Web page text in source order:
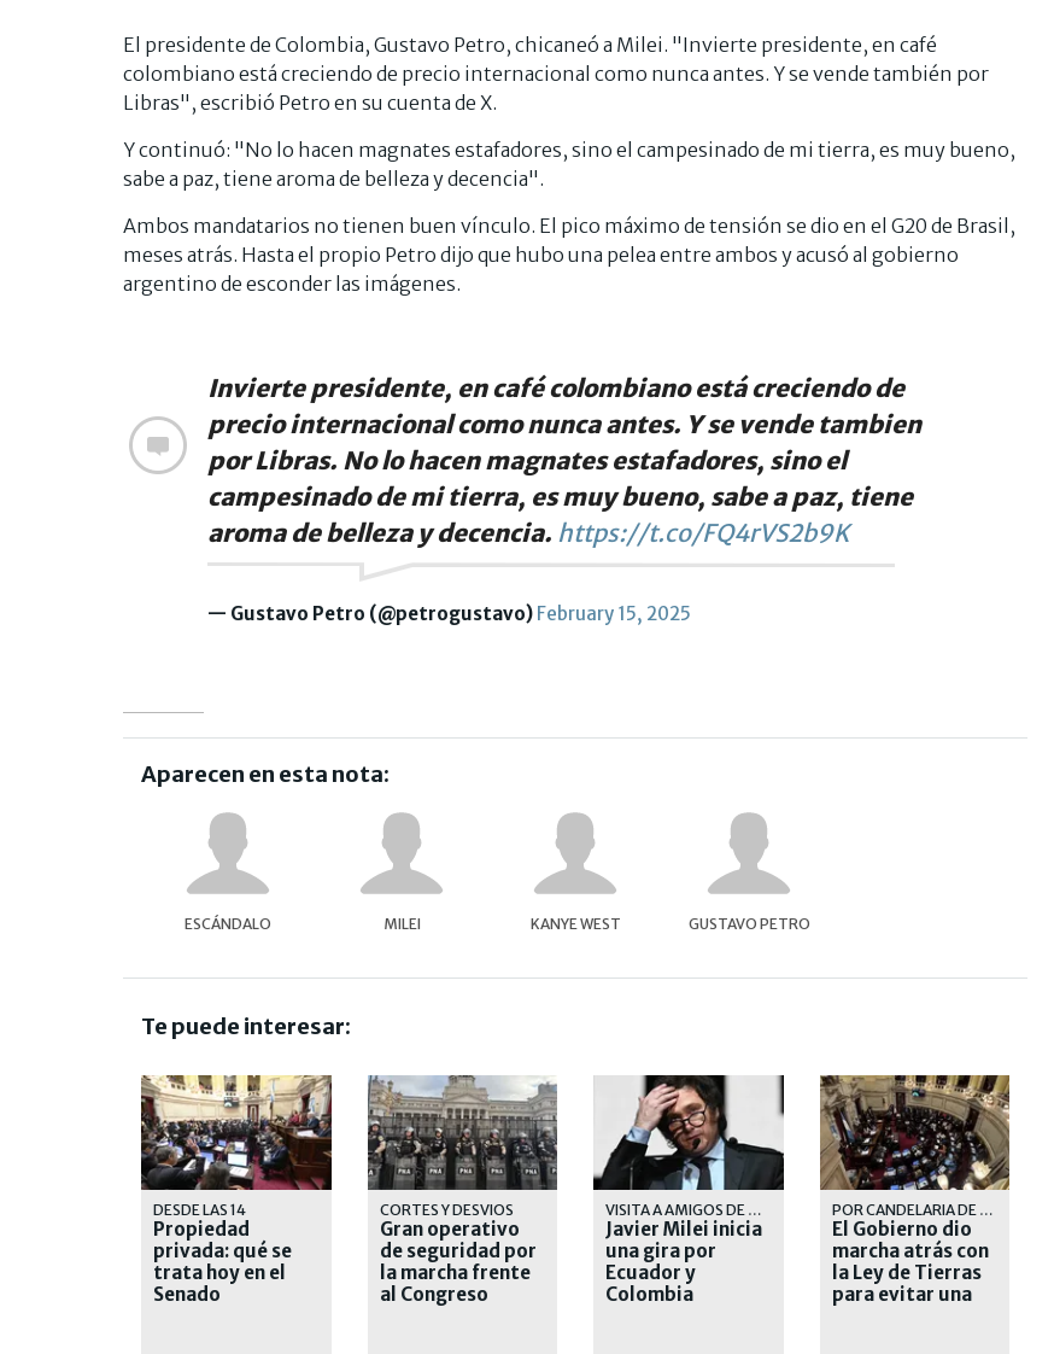
El presidente de Colombia, Gustavo Petro, chicaneó a Milei. "Invierte presidente, en café
colombiano está creciendo de precio internacional como nunca antes. Y se vende también por
Libras", escribió Petro en su cuenta de X.
Y continuó: "No lo hacen magnates estafadores, sino el campesinado de mi tierra, es muy bueno,
sabe a paz, tiene aroma de belleza y decencia".
Ambos mandatarios no tienen buen vínculo. El pico máximo de tensión se dio en el G20 de Brasil,
meses atrás. Hasta el propio Petro dijo que hubo una pelea entre ambos y acusó al gobierno
argentino de esconder las imágenes.
Invierte presidente, en café colombiano está creciendo de
precio internacional como nunca antes. Y se vende tambien
por Libras. No lo hacen magnates estafadores, sino el
campesinado de mi tierra, es muy bueno, sabe a paz, tiene
aroma de belleza y decencia. https://t.co/FQ4rVS2b9K
— Gustavo Petro (@petrogustavo) February 15, 2025
Aparecen en esta nota:
ESCÁNDALO MILEI KANYE WEST GUSTAVO PETRO
Te puede interesar:
DESDE LAS 14
Propiedad
privada: qué se
trata hoy en el
Senado
CORTES Y DESVIOS
Gran operativo
de seguridad por
la marcha frente
al Congreso
VISITA A AMIGOS DE DERECHA
Javier Milei inicia
una gira por
Ecuador y
Colombia
POR CANDELARIA DE LA SOTA
El Gobierno dio
marcha atrás con
la Ley de Tierras
para evitar una